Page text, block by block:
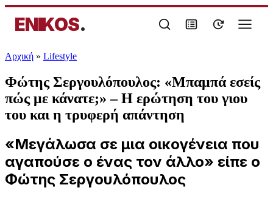
ENIKOS.
Αρχική » Lifestyle
Φώτης Σεργουλόπουλος: «Μπαμπά εσείς
πώς με κάνατε;» – Η ερώτηση του γιου
του και η τρυφερή απάντηση
«Μεγάλωσα σε μια οικογένεια που
αγαπούσε ο ένας τον άλλο» είπε ο
Φώτης Σεργουλόπουλος